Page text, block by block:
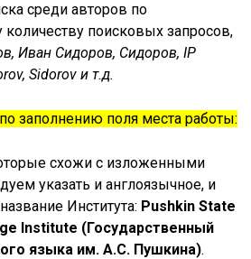
среди авторов по
поисковых запросов,
Иван Сидоров, Сидоров, IP
Sidorov и т.д.
заполнению поля места работы:
схожи с изложенными
указать и англоязычное, и
Института: Pushkin State
Institute (Государственный
языка им. А.С. Пушкина).